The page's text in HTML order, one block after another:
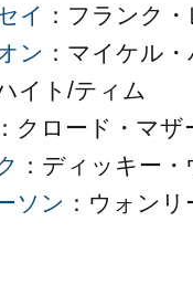
イ ：フランク
ン ：マイケル
イト/ティム
：クロード・マ
：ディッキー
ソン ：ウォンリ